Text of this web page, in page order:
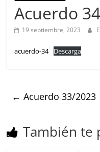
Acuerdo
19 septiembre, 2023
acuerdo-34 Descarga
← Acuerdo 33/2023
También te